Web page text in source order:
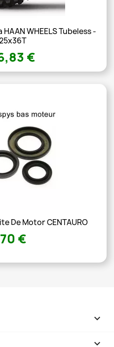
WHEELS Tubeless -
€
De Motor CENTAURO
€

